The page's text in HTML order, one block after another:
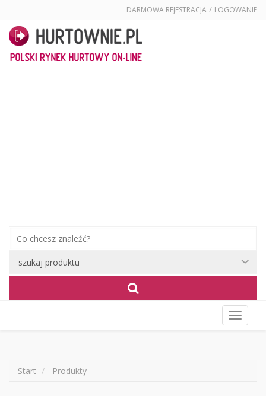
DARMOWA REJESTRACJA / LOGOWANIE
menu
Start Produkty